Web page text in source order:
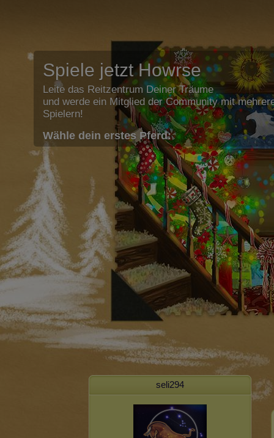
Spiele jetzt Howrse
Leite das Reitzentrum Deiner Träume
und werde ein Mitglied der Community mit
Spielern!
Wähle dein erstes Pferd:
seli294